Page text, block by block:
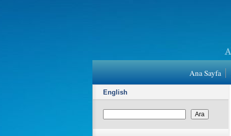
Ana Sayfa
English